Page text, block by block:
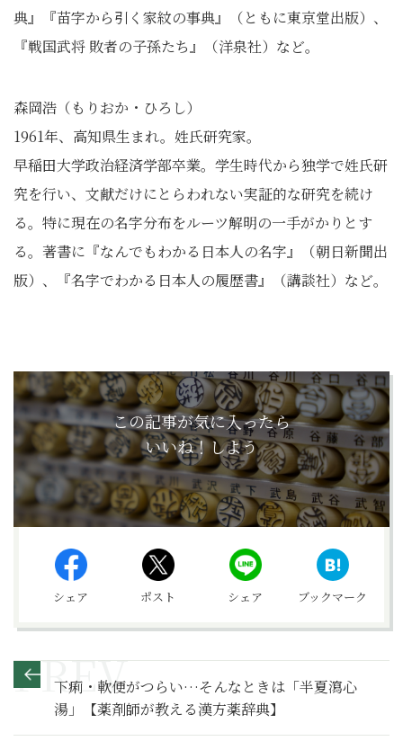
典』『苗字から引く家紋の事典』（ともに東京堂出版）、
『戦国武将 敗者の子孫たち』（洋泉社）など。
森岡浩（もりおか・ひろし）
1961年、高知県生まれ。姓氏研究家。
早稲田大学政治経済学部卒業。学生時代から独学で姓氏研
究を行い、文献だけにとらわれない実証的な研究を続け
る。特に現在の名字分布をルーツ解明の一手がかりとす
る。著書に『なんでもわかる日本人の名字』（朝日新聞出
版）、『名字でわかる日本人の履歴書』（講談社）など。
この記事が気に入ったら
いいね！しよう
シェア ポスト シェア ブックマーク
下痢・軟便がつらい…そんなときは「半夏瀉心
湯」【薬剤師が教える漢方薬辞典】